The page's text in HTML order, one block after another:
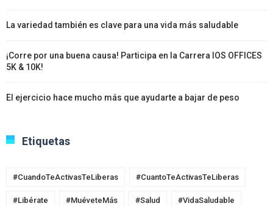
La variedad también es clave para una vida más saludable
¡Corre por una buena causa! Participa en la Carrera IOS OFFICES
5K & 10K!
El ejercicio hace mucho más que ayudarte a bajar de peso
Etiquetas
#CuandoTeActivasTeLiberas #CuantoTeActivasTeLiberas
#Libérate #MuéveteMás #Salud #VidaSaludable